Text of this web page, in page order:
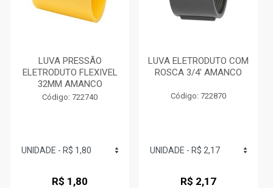
LUVA PRESSÃO
ELETRODUTO FLEXIVEL
32MM AMANCO
Código: 722740
R$ 1,80
LUVA ELETRODUTO COM
ROSCA 3/4' AMANCO
Código: 722870
R$ 2,17